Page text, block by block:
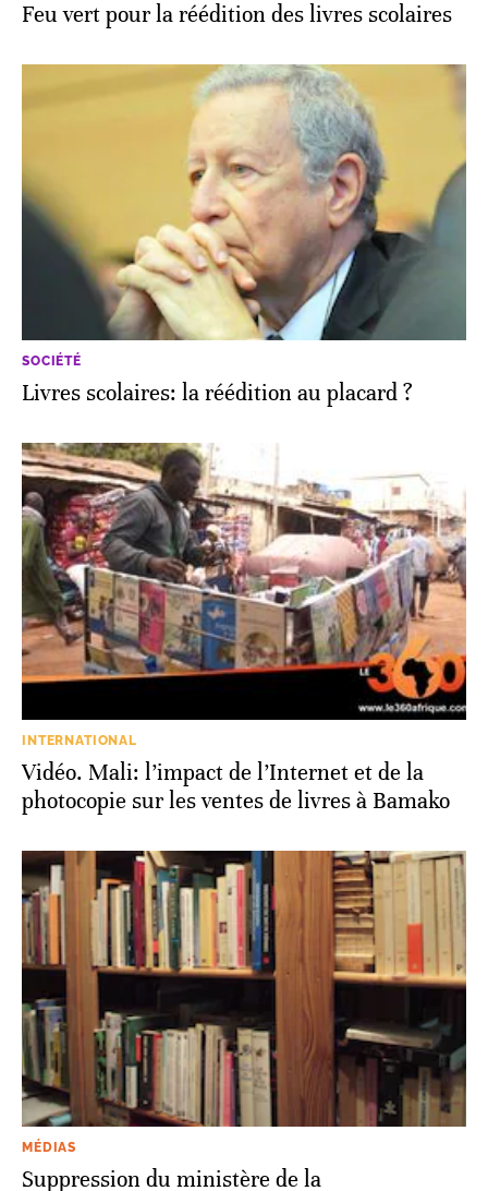
Feu vert pour la réédition des livres scolaires
SOCIÉTÉ
Livres scolaires: la réédition au placard ?
INTERNATIONAL
Vidéo. Mali: l’impact de l’Internet et de la
photocopie sur les ventes de livres à Bamako
MÉDIAS
Suppression du ministère de la